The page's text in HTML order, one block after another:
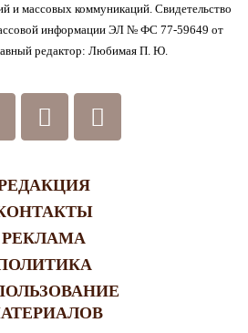
и массовых коммуникаций. Свидетельство
информации ЭЛ № ФС 77-59649 от
редактор: Любимая П. Ю.
РЕКЛАМА